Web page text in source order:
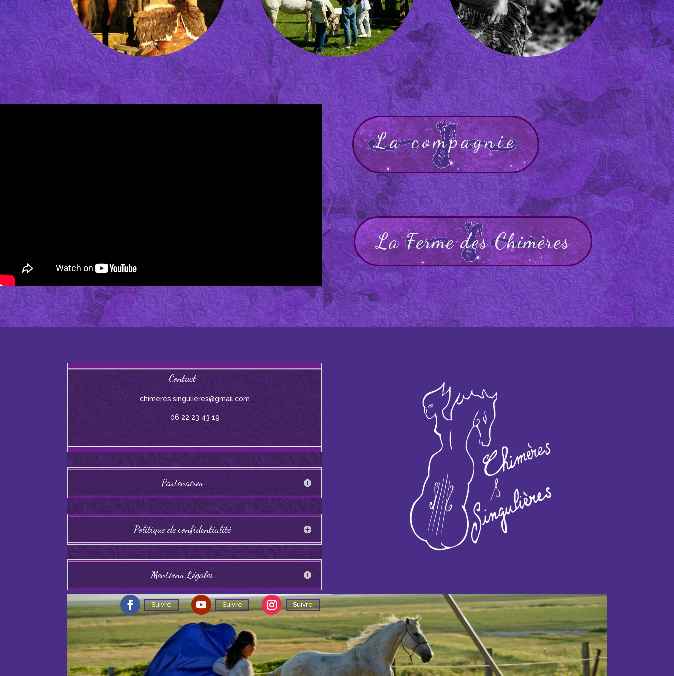
La compagnie
La Ferme des Chimères
Contact
chimeres.singulieres@gmail.com
06 22 23 43 19
Partenaires
Politique de confidentialité
Mentions Légales
Suivre Suivre Suivre